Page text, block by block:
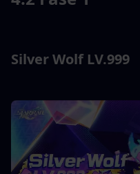
Silver Wolf LV.999